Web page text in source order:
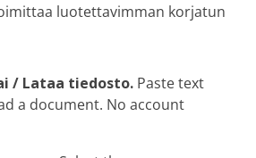
luotettavimman korjatun
/ Lataa tiedosto. Paste text
a document. No account